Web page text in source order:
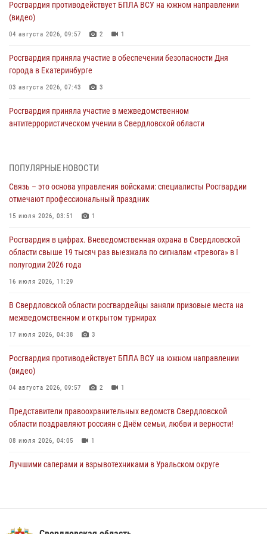
Росгвардия противодействует БПЛА ВСУ на южном направлении
(видео)
04 августа 2026, 09:57 2 1
Росгвардия приняла участие в обеспечении безопасности Дня
города в Екатеринбурге
03 августа 2026, 07:43 3
Росгвардия приняла участие в межведомственном
антитеррористическом учении в Свердловской области
Росгвардия обеспечивает безопасность граждан на южном
Представитель Управления Росгвардии по Свердловской области
«Телекон»
В Свердловской области росгвардейцы стали призерами
29 июля 2026, 12:30
Православные священники поддержали росгвардейцев в зоне СВО
ПОПУЛЯРНЫЕ НОВОСТИ
Связь – это основа управления войсками: специалисты Росгвардии
отмечают профессиональный праздник
15 июля 2026, 03:51 1
Росгвардия в цифрах. Вневедомственная охрана в Свердловской
области свыше 19 тысяч раз выезжала по сигналам «тревога» в I
полугодии 2026 года
16 июля 2026, 11:29
В Свердловской области росгвардейцы заняли призовые места на
межведомственном и открытом турнирах
17 июля 2026, 04:38 3
Росгвардия противодействует БПЛА ВСУ на южном направлении
(видео)
04 августа 2026, 09:57 2 1
Представители правоохранительных ведомств Свердловской
области поздравляют россиян с Днём семьи, любви и верности!
08 июля 2026, 04:05 1
Лучшими саперами и взрывотехниками в Уральском округе
Всероссийского чемпионата Росгвардии по боксу